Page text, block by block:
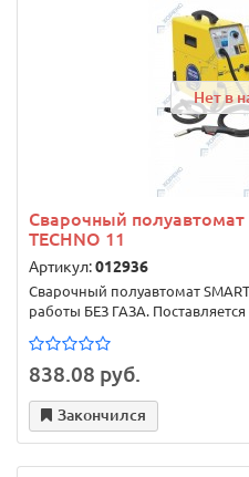
Нет в
Сварочный полуавтомат
TECHNO 11
Артикул:012936
Сварочный полуавтомат
работы БЕЗ ГАЗА. Поставляется
838.08 руб.
Закончился